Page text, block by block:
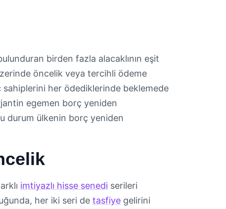
birden fazla alacaklının eşit
öncelik veya tercihli ödeme
sahiplerini her ödediklerinde beklemede
egemen borç yeniden
durum ülkenin borç yeniden
imtiyazlı hisse senedi serileri
her iki seri de tasfiye gelirini